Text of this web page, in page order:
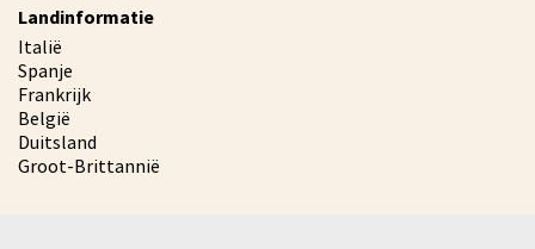
Landinformatie
Italië
Spanje
Frankrijk
België
Duitsland
Groot-Brittannië